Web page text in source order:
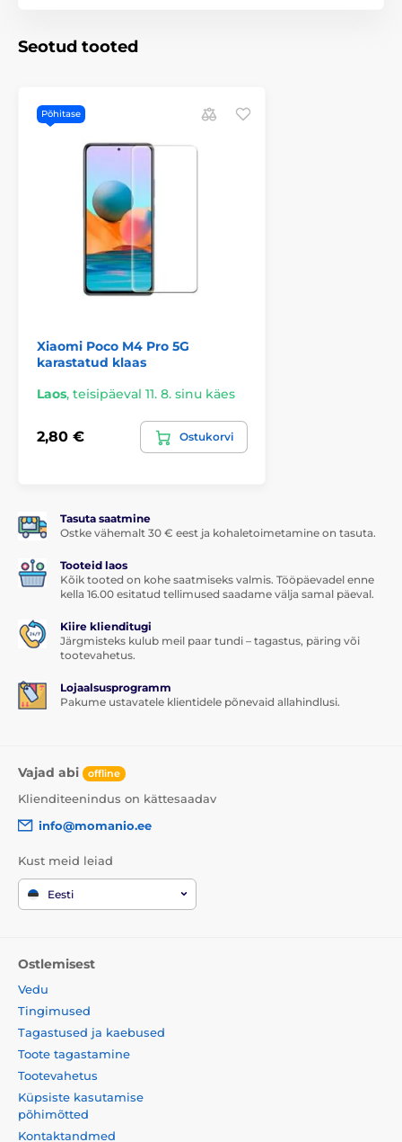
Seotud tooted
Põhitase
Xiaomi Poco M4 Pro 5G
karastatud klaas
Laos, teisipäeval 11. 8. sinu käes
2,80 € Ostukorvi
Tasuta saatmine
Ostke vähemalt 30 € eest ja kohaletoimetamine on tasuta.
Tooteid laos
Kõik tooted on kohe saatmiseks valmis. Tööpäevadel enne
kella 16.00 esitatud tellimused saadame välja samal päeval.
Kiire klienditugi
Järgmisteks kulub meil paar tundi – tagastus, päring või
tootevahetus.
Lojaalsusprogramm
Pakume ustavatele klientidele põnevaid allahindlusi.
Vajad abi offline
Klienditeenindus on kättesaadav
info@momanio.ee
Kust meid leiad
Eesti
Ostlemisest
Vedu
Tingimused
Tagastused ja kaebused
Toote tagastamine
Tootevahetus
Küpsiste kasutamise
põhimõtted
Kontaktandmed